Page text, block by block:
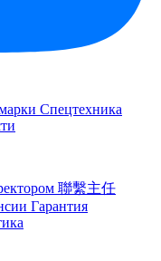
Спецтехника
聯繫主任
Гарантия